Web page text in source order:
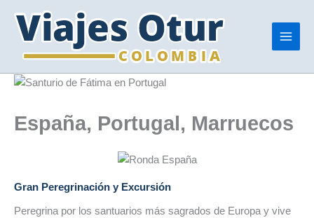
contenido
España, Portugal, Marruecos
Gran Peregrinación y Excursión
Peregrina por los santuarios más sagrados de Europa y vive